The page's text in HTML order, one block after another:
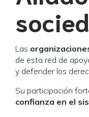
Las
de esta red de
y defender los
Su participación
confianza en el